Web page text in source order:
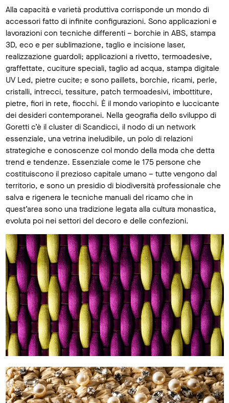
Alla capacità e varietà produttiva corrisponde un mondo di
accessori fatto di infinite configurazioni. Sono applicazioni e
lavorazioni con tecniche differenti – borchie in ABS, stampa
3D, eco e per sublimazione, taglio e incisione laser,
realizzazione guardoli; applicazioni a rivetto, termoadesive,
graffettate, cuciture speciali, taglio ad acqua, stampa digitale
UV Led, pietre cucite; e sono paillets, borchie, ricami, perle,
cristalli, intrecci, tessiture, patch termoadesivi, imbottiture,
pietre, fiori in rete, fiocchi. È il mondo variopinto e luccicante
dei desideri contemporanei. Nella geografia dello sviluppo di
Goretti c’è il cluster di Scandicci, il nodo di un network
essenziale, una vetrina ineludibile, un polo di relazioni
strategiche e conoscenze col mondo della moda che detta
trend e tendenze. Essenziale come le 175 persone che
costituiscono il prezioso capitale umano – tutte vengono dal
territorio, e sono un presidio di biodiversità professionale che
salva e rigenera le tecniche manuali del ricamo che in
quest’area sono una tradizione legata alla cultura monastica,
evoluta poi nei settori del decoro e delle confezioni.